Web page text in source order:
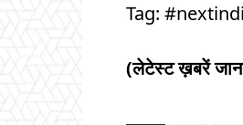
Tag:
(लेटेस्ट ख़बरें